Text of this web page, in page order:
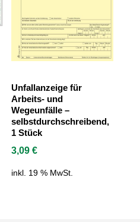
Unfallanzeige für
Arbeits- und
Wegeunfälle –
selbstdurchschreibend,
1 Stück
3,09€
inkl. 19 % MwSt.